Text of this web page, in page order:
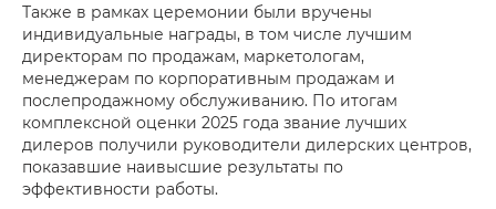
Также в рамках церемонии были вручены
индивидуальные награды, в том числе лучшим
директорам по продажам, маркетологам,
менеджерам по корпоративным продажам и
послепродажному обслуживанию. По итогам
комплексной оценки 2025 года звание лучших
дилеров получили руководители дилерских центров,
показавшие наивысшие результаты по
эффективности работы.